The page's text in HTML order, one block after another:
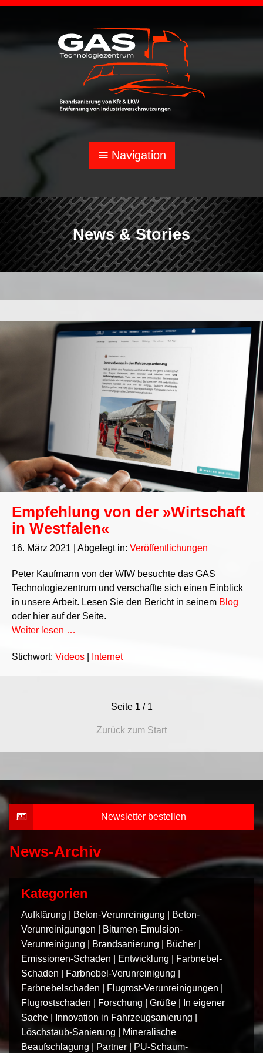
menu Navigation
News & Stories
Empfehlung von der »Wirtschaft
in Westfalen«
16. März 2021 | Abgelegt in: Veröffentlichungen
Peter Kaufmann von der WIW besuchte das GAS
Technologiezentrum und verschaffte sich einen Einblick
in unsere Arbeit. Lesen Sie den Bericht in seinem Blog
oder hier auf der Seite.
Weiter lesen …
Stichwort: Videos Internet
Seite1 / 1
Zurück zum Start
News-Archiv
Newsletter bestellen
Kategorien
Aufklärung Beton-Verunreinigung
Beton-
Verunreinigungen
Bitumen-Emulsion-
Verunreinigung
Brandsanierung Bücher
Emissionen-Schaden
Entwicklung
Farbnebel-
Schaden
Farbnebel-Verunreinigung
Farbnebelschaden
Flugrost-Verunreinigungen
Flugrostschaden
Forschung Grüße
In eigener
Sache
Innovation in Fahrzeugsanierung
Löschstaub-Sanierung
Mineralische
Beaufschlagung
Partner PU-Schaum-